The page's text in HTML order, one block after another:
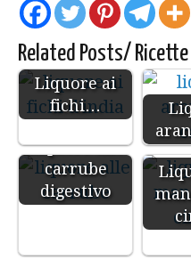
Related Posts/
Liquore ai
fichi…
Liquore alle
carrube
digestivo